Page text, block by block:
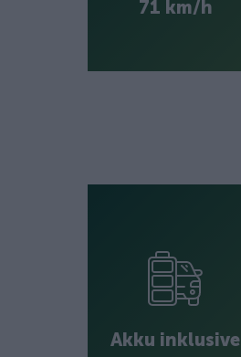
71 km/h
Akku inklusive